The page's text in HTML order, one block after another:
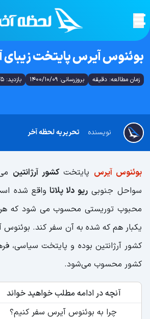
بوئنوس آیرس پایتخت زیبای
زمان مطالعه: دقیقه بروزرسانی: 1400/10/09 بازدید: 2775
تحریریه لحظه آخر نویسنده
بوئنوس آیرس پایتختکشور آرژانتین
سواحل جنوبیریو دلا پلاتا واقع شده
محبوب توریستی محسوب می شود که هر
یکبار هم که شده به آن سفر کند.
کشور آرژانتین بوده و پایتخت سیاسی،
کشور محسوب می‌شود.
آنچه در ادامه مطلب خواهید خواند
چرا به بوئنوس آیرس سفر کنیم؟